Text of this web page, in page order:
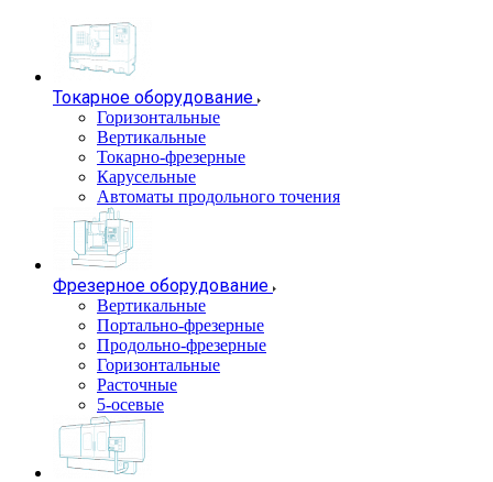
Токарное оборудование
Горизонтальные
Вертикальные
Токарно-фрезерные
Карусельные
Автоматы продольного точения
Фрезерное оборудование
Вертикальные
Портально-фрезерные
Продольно-фрезерные
Горизонтальные
Расточные
5-осевые